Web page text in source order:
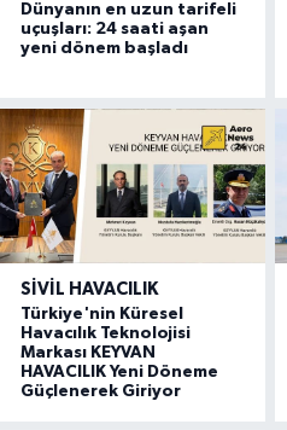
Dünyanın en uzun tarifeli
uçuşları: 24 saati aşan
yeni dönem başladı
SIVIL HAVACILIK
Türkiye'nin Küresel
Havacılık Teknolojisi
Markası KEYVAN
HAVACILIK Yeni Döneme
Güçlenerek Giriyor